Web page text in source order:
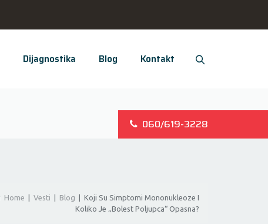
Dijagnostika Blog Kontakt
060/619-3228
Home Vesti Blog
Koji Su Simptomi Mononukleoze I
Koliko Je „bolest Poljupca“ Opasna?